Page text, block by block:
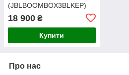
(JBLBOOMBOX3BLKEP)
18 900 ₴
Купити
Про нас